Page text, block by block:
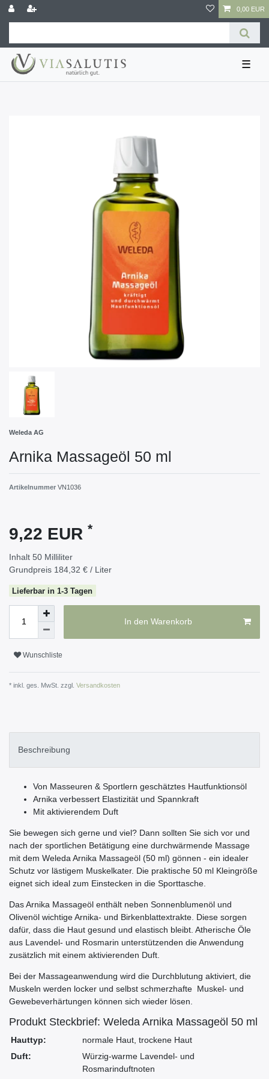
0,00 EUR
☰
Weleda AG
Arnika Massageöl 50 ml
Artikelnummer VN1036
9,22 EUR *
Inhalt 50 Milliliter
Grundpreis 184,32 € / Liter
Lieferbar in 1-3 Tagen
In den Warenkorb
Wunschliste
* inkl. ges. MwSt. zzgl. Versandkosten
Beschreibung
Von Masseuren & Sportlern geschätztes Hautfunktionsöl
Arnika verbessert Elastizität und Spannkraft
Mit aktivierendem Duft
Sie bewegen sich gerne und viel? Dann sollten Sie sich vor und
nach der sportlichen Betätigung eine durchwärmende Massage
mit dem Weleda Arnika Massageöl (50 ml) gönnen - ein idealer
Schutz vor lästigem Muskelkater. Die praktische 50 ml Kleingröße
eignet sich ideal zum Einstecken in die Sporttasche.
Das Arnika Massageöl enthält neben Sonnenblumenöl und
Olivenöl wichtige Arnika- und Birkenblattextrakte. Diese sorgen
dafür, dass die Haut gesund und elastisch bleibt. Atherische Öle
aus Lavendel- und Rosmarin unterstützenden die Anwendung
zusätzlich mit einem aktivierenden Duft.
Bei der Massageanwendung wird die Durchblutung aktiviert, die
Muskeln werden locker und selbst schmerzhafte Muskel- und
Gewebeverhärtungen können sich wieder lösen.
Produkt Steckbrief: Weleda Arnika Massageöl 50 ml
Hauttyp:
normale Haut, trockene Haut
Duft:
Würzig-warme Lavendel- und
Rosmarinduftnoten